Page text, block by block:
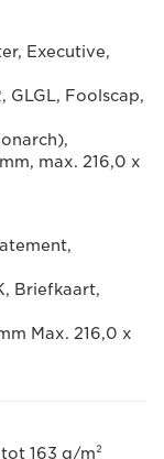
Executive,
GLGL, Foolscap,
max. 216,0 x
Briefkaart,
Max. 216,0 x
163 g/m²